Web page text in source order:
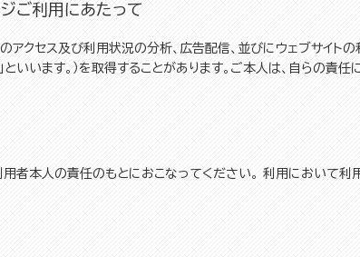
ご利用にあたって
アクセス及び利用状況の分析、広告配信、並びにウェブサイ
といいます。）を取得することがあります。ご本人は、自らの
用者本人の責任のもとにおこなってください。 利用において利